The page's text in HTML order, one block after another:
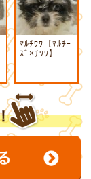
ﾏﾙﾁﾜﾜ【ﾏﾙﾁｰ
ｽﾞ×ﾁﾜﾜ】